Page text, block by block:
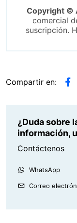
Copyright ©
comercial
suscripción.
Compartir en:
¿Duda sobre
información,
Contáctenos
WhatsApp
Correo